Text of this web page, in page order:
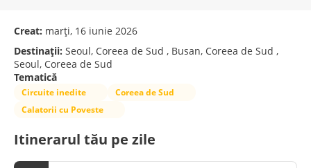
Creat: marți, 16 iunie 2026
Destinații: Seoul, Coreea de Sud , Busan, Coreea de Sud ,
Seoul, Coreea de Sud
Tematică
Circuite inedite
Coreea de Sud
Calatorii cu Poveste
Itinerarul tău pe zile